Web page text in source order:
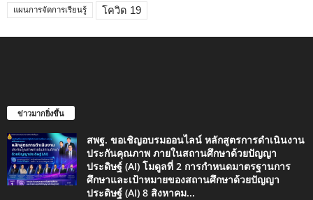
แผนการจัดการเรียนรู้ โควิด 19
ข่าวมากยิ่งขึ้น
สพฐ. ขอเชิญอบรมออนไลน์ หลักสูตรการดำเนินงาน
ประกันคุณภาพ ภายในสถานศึกษาด้วยปัญญา
ประดิษฐ์ (AI) โมดูลที่ 2 การกำหนดมาตรฐานการ
ศึกษาและเป้าหมายของสถานศึกษาด้วยปัญญา
ประดิษฐ์ (AI) 8 สิงหาคม...